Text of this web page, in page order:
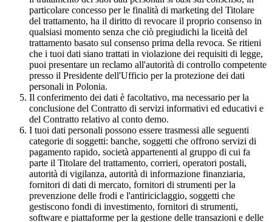
particolare concesso per le finalità di marketing del Titolare
del trattamento, ha il diritto di revocare il proprio consenso in
qualsiasi momento senza che ciò pregiudichi la liceità del
trattamento basato sul consenso prima della revoca. Se ritieni
che i tuoi dati siano trattati in violazione dei requisiti di legge,
puoi presentare un reclamo all'autorità di controllo competente
presso il Presidente dell'Ufficio per la protezione dei dati
personali in Polonia.
Il conferimento dei dati è facoltativo, ma necessario per la
conclusione del Contratto di servizi informativi ed educativi e
del Contratto relativo al conto demo.
I tuoi dati personali possono essere trasmessi alle seguenti
categorie di soggetti: banche, soggetti che offrono servizi di
pagamento rapido, società appartenenti al gruppo di cui fa
parte il Titolare del trattamento, corrieri, operatori postali,
autorità di vigilanza, autorità di informazione finanziaria,
fornitori di dati di mercato, fornitori di strumenti per la
prevenzione delle frodi e l'antiriciclaggio, soggetti che
gestiscono fondi di investimento, fornitori di strumenti,
software e piattaforme per la gestione delle transazioni e delle